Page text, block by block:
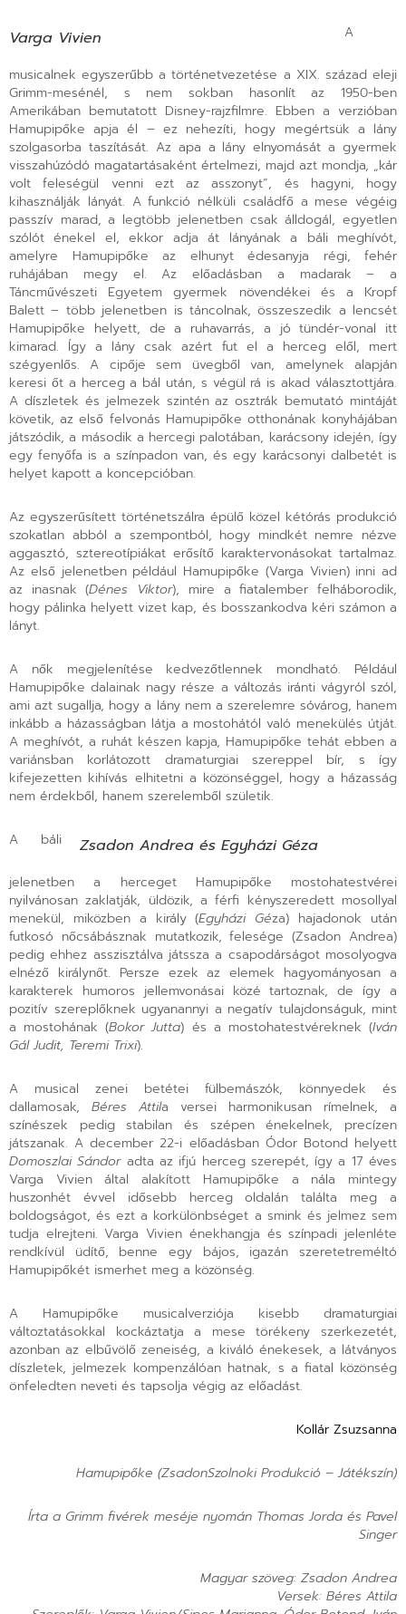
Varga Vivien A
musicalnek egyszerűbb a történetvezetése a XIX. század eleji
Grimm-mesénél, s nem sokban hasonlít az 1950-ben
Amerikában bemutatott Disney-rajzfilmre. Ebben a verzióban
Hamupipőke apja él – ez nehezíti, hogy megértsük a lány
szolgasorba taszítását. Az apa a lány elnyomását a gyermek
visszahúzódó magatartásaként értelmezi, majd azt mondja, „kár
volt feleségül venni ezt az asszonyt”, és hagyni, hogy
kihasználják lányát. A funkció nélküli családfő a mese végéig
passzív marad, a legtöbb jelenetben csak álldogál, egyetlen
szólót énekel el, ekkor adja át lányának a báli meghívót,
amelyre Hamupipőke az elhunyt édesanyja régi, fehér
ruhájában megy el. Az előadásban a madarak – a
Táncművészeti Egyetem gyermek növendékei és a Kropf
Balett – több jelenetben is táncolnak, összeszedik a lencsét
Hamupipőke helyett, de a ruhavarrás, a jó tündér-vonal itt
kimarad. Így a lány csak azért fut el a herceg elől, mert
szégyenlős. A cipője sem üvegből van, amelynek alapján
keresi őt a herceg a bál után, s végül rá is akad választottjára.
A díszletek és jelmezek szintén az osztrák bemutató mintáját
követik, az első felvonás Hamupipőke otthonának konyhájában
játszódik, a második a hercegi palotában, karácsony idején, így
egy fenyőfa is a színpadon van, és egy karácsonyi dalbetét is
helyet kapott a koncepcióban.
Az egyszerűsített történetszálra épülő közel kétórás produkció
szokatlan abból a szempontból, hogy mindkét nemre nézve
aggasztó, sztereotípiákat erősítő karaktervonásokat tartalmaz.
Az első jelenetben például Hamupipőke (Varga Vivien) inni ad
az inasnak (Dénes Viktor), mire a fiatalember felháborodik,
hogy pálinka helyett vizet kap, és bosszankodva kéri számon a
lányt.
A nők megjelenítése kedvezőtlennek mondható. Például
Hamupipőke dalainak nagy része a változás iránti vágyról szól,
ami azt sugallja, hogy a lány nem a szerelemre sóvárog, hanem
inkább a házasságban látja a mostohától való menekülés útját.
A meghívót, a ruhát készen kapja, Hamupipőke tehát ebben a
variánsban korlátozott dramaturgiai szereppel bír, s így
kifejezetten kihívás elhitetni a közönséggel, hogy a házasság
nem érdekből, hanem szerelemből születik.
Zsadon Andrea és Egyházi Géza
A báli
jelenetben a herceget Hamupipőke mostohatestvérei
nyilvánosan zaklatják, üldözik, a férfi kényszeredett mosollyal
menekül, miközben a király (Egyházi Géza) hajadonok után
futkosó nőcsábásznak mutatkozik, felesége (Zsadon Andrea)
pedig ehhez asszisztálva játssza a csapodárságot mosolyogva
elnéző királynőt. Persze ezek az elemek hagyományosan a
karakterek humoros jellemvonásai közé tartoznak, de így a
pozitív szereplőknek ugyanannyi a negatív tulajdonságuk, mint
a mostohának (Bokor Jutta) és a mostohatestvéreknek (Iván
Gál Judit, Teremi Trixi).
A musical zenei betétei fülbemászók, könnyedek és
dallamosak, Béres Attila versei harmonikusan rímelnek, a
színészek pedig stabilan és szépen énekelnek, precízen
játszanak. A december 22-i előadásban Ódor Botond helyett
Domoszlai Sándoradta az ifjú herceg szerepét, így a 17 éves
Varga Vivien által alakított Hamupipőke a nála mintegy
huszonhét évvel idősebb herceg oldalán találta meg a
boldogságot, és ezt a korkülönbséget a smink és jelmez sem
tudja elrejteni. Varga Vivien énekhangja és színpadi jelenléte
rendkívül üdítő, benne egy bájos, igazán szeretetreméltó
Hamupipőkét ismerhet meg a közönség.
A Hamupipőke musicalverziója kisebb dramaturgiai
változtatásokkal kockáztatja a mese törékeny szerkezetét,
azonban az elbűvölő zeneiség, a kiváló énekesek, a látványos
díszletek, jelmezek kompenzálóan hatnak, s a fiatal közönség
önfeledten neveti és tapsolja végig az előadást.
Kollár Zsuzsanna
Hamupipőke (ZsadonSzolnoki Produkció – Játékszín)
Írta a Grimm fivérek meséje nyomán Thomas Jorda és Pavel
Singer
Magyar szöveg: Zsadon Andrea
Versek: Béres Attila